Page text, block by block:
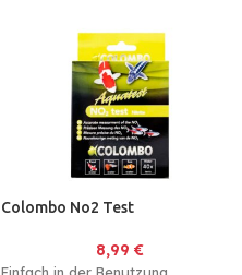
Colombo No2 Test
8,99 €
Einfach in der Benutzung